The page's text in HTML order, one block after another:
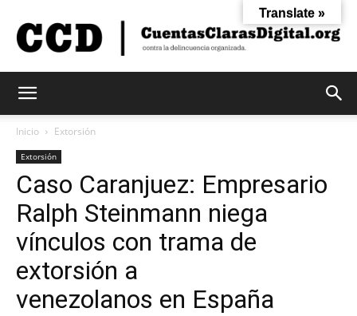
Claras
Digital
Inicio Extorsión
Extorsión
Caso Caranjuez: Empresario
Ralph Steinmann niega
vínculos con trama de
extorsión a
venezolanos en España
Translate »